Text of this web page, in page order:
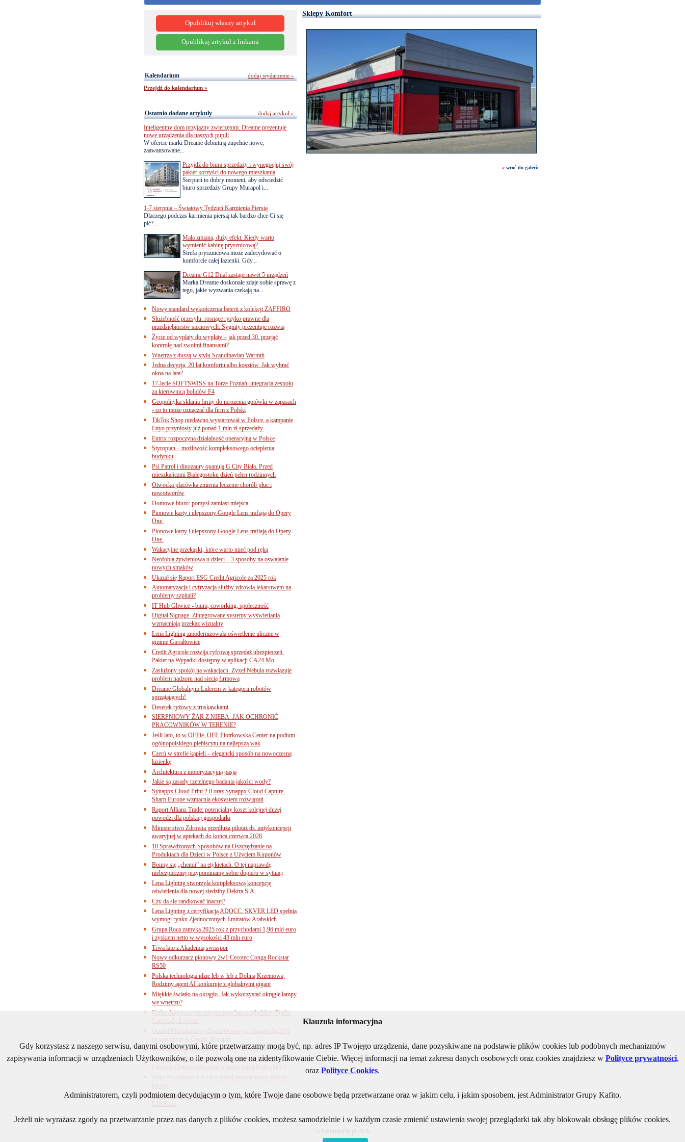
Sklepy Komfort
« wroć do galerii
Opublikuj własny artykuł
Opublikuj artykuł z linkami
Kalendarium
Przejdź do kalendarium »
dodaj wydarzenie »
Ostatnio dodane artykuły
Inteligentny dom przyjazny zwierzętom. Dreame prezentuje
nowe urządzenia dla naszych pupili
W ofercie marki Dreame debiutują zupełnie nowe,
zaawansowane...
Przyjdź do biura sprzedaży i wynegocjuj swój
pakiet korzyści do nowego mieszkania
Sierpień to dobry moment, aby odwiedzić
biuro sprzedaży Grupy Murapol i...
1-7 sierpnia – Światowy Tydzień Karmienia Piersią
Dlaczego podczas karmienia piersią tak bardzo chce Ci się
pić?...
Mała zmiana, duży efekt. Kiedy warto
wymienić kabinę prysznicową?
Strefa prysznicowa może zadecydować o
komforcie całej łazienki. Gdy...
Dreame G12 Dual zastąpi nawet 5 urządzeń
Marka Dreame doskonale zdaje sobie sprawę z
tego, jakie wyzwania czekają na...
Nowy standard wykończenia baterii z kolekcji ZAFFIRO
Służebność przesyłu: rosnące ryzyko prawne dla
przedsiębiorstw sieciowych. Sygnity prezentuje rozwią
Życie od wypłaty do wypłaty – jak przed 30. przejąć
kontrolę nad swoimi finansami?
Wnętrza z duszą w stylu Scandinavian Warmth
Jedna decyzja, 20 lat komfortu albo kosztów. Jak wybrać
okna na lata?
17-lecie SOFTSWISS na Torze Poznań: integracja zespołu
za kierownicą bolidów F4
Geopolityka skłania firmy do mrożenia gotówki w zapasach
- co to może oznaczać dla firm z Polski
TikTok Shop niedawno wystartował w Polsce, a kampanie
Enyo przyniosły już ponad 1 mln zł sprzedaży.
Entrix rozpoczyna działalność operacyjną w Polsce
Styropian – możliwość kompleksowego ocieplenia
budynku
Psi Patrol i dinozaury opanują G City Biała. Przed
mieszkańcami Białegostoku dzień pełen rodzinnych
Otwocka placówka zmienia leczenie chorób płuc i
nowotworów
Domowe biuro: pomysł zamiast miejsca
Pionowe karty i ulepszony Google Lens trafiają do Opery
One.
Pionowe karty i ulepszony Google Lens trafiają do Opery
One.
Wakacyjne przekąski, które warto mieć pod ręką
Neofobia żywieniowa u dzieci – 3 sposoby na oswajanie
nowych smaków
Ukazał się Raport ESG Credit Agricole za 2025 rok
Automatyzacja i cyfryzacja służby zdrowia lekarstwem na
problemy szpitali?
IT Hub Gliwice - biura, coworking, społeczność
Digital Signage. Zintegrowane systemy wyświetlania
wzmacniają przekaz wizualny
Lena Lighting zmodernizowała oświetlenie uliczne w
gminie Gierałtowice
Credit Agricole rozwija cyfrową sprzedaż ubezpieczeń.
Pakiet na Wypadki dostępny w aplikacji CA24 Mo
Zasłużony spokój na wakacjach. Zyxel Nebula rozwiązuje
problem nadzoru nad siecią firmową
Dreame Globalnym Liderem w kategorii robotów
sprzątających!
Deserek ryżowy z truskawkami
SIERPNIOWY ŻAR Z NIEBA. JAK OCHRONIĆ
PRACOWNIKÓW W TERENIE?
Jeśli lato, to w OFFie. OFF Piotrkowska Center na podium
ogólnopolskiego plebiscytu na najlepszą wak
Czerń w strefie kąpieli – elegancki sposób na nowoczesną
łazienkę
Architektura z motoryzacyjną pasją
Jakie są zasady rzetelnego badania jakości wody?
Synappx Cloud Print 2.0 oraz Synappx Cloud Capture.
Sharp Europe wzmacnia ekosystem rozwiązań
Raport Allianz Trade: potencjalny koszt kolejnej dużej
powodzi dla polskiej gospodarki
Ministerstwo Zdrowia przedłuża pilotaż ds. antykoncepcji
awaryjnej w aptekach do końca czerwca 2028
10 Sprawdzonych Sposobów na Oszczędzanie na
Produktach dla Dzieci w Polsce z Użyciem Kuponów
Boimy się „chemii” na etykietach. O tej naprawdę
niebezpiecznej przypominamy sobie dopiero w sytuacj
Lena Lighting stworzyła kompleksową koncepcję
oświetlenia dla nowej siedziby Dektra S.A.
Czy da się randkować inaczej?
Lena Lighting z certyfikacją ADQCC. SKVER LED spełnia
wymogi rynku Zjednoczonych Emiratów Arabskich
Grupa Roca zamyka 2025 rok z przychodami 1,96 mld euro
i zyskiem netto w wysokości 43 mln euro
Trwa lato z Akademią swisspor
Nowy odkurzacz pionowy 2w1 Cecotec Conga Rockstar
RS50
Polska technologia idzie łeb w łeb z Doliną Krzemową.
Rodzimy agent AI konkuruje z globalnymi gigant
Miękkie światło na okrągło. Jak wykorzystać okrągłe lampy
we wnętrzu?
Najbardziej puszyste miejsce tego lata w gdyńskiej Pijalni
Czekolady E.Wedel
Ostatni Mieszkaniowy Dzień Otwarty z rabatami do 20%
na całą ofertę w Grupie Murapol
Rozwiązania przeciwpaniczne BKS: dźwignia B-7404
Ceny surowców pod presją. Jak sytuacja w rejonie
Cieśniny Ormuz wpływa na branżę chemii budowlanej?
Tylko 6% liderów CX chce pełnej automatyzacji obsługi
klienta
Odwaga formy, precyzja technologii. Nowe baterie Kay i
L20 Roca
dodaj artykuł »
© CentrumPR.pl 2026
Klauzula informacyjna
Gdy korzystasz z naszego serwisu, danymi osobowymi, które przetwarzamy mogą być, np. adres IP Twojego urządzenia, dane pozyskiwane na podstawie plików cookies lub podobnych mechanizmów
zapisywania informacji w urządzeniach Użytkowników, o ile pozwolą one na zidentyfikowanie Ciebie. Więcej informacji na temat zakresu danych osobowych oraz cookies znajdziesz w Polityce prywatności,
oraz Polityce Cookies.
Administratorem, czyli podmiotem decydującym o tym, które Twoje dane osobowe będą przetwarzane oraz w jakim celu, i jakim sposobem, jest Administrator Grupy Kafito.
Jeżeli nie wyrażasz zgody na przetwarzanie przez nas danych z plików cookies, możesz samodzielnie i w każdym czasie zmienić ustawienia swojej przeglądarki tak aby blokowała obsługę plików cookies.